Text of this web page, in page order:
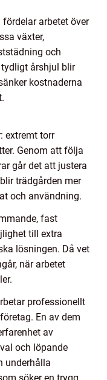
arbetet över
växter,
och
årshjul blir
kostnaderna
extremt torr
Genom att följa
går det att justera
trädgården mer
och användning.
fast
till extra
lösningen. Då vet
när arbetet
professionellt
En av dem
av
och löpande
underhålla